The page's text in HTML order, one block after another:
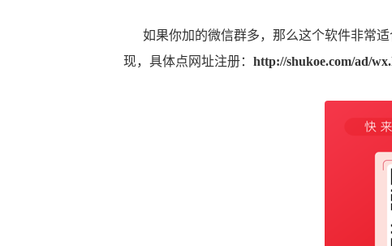
如果你加的微信群多，那么这个软件非常适
现，具体点网址注册： http://shukoe.com/ad/